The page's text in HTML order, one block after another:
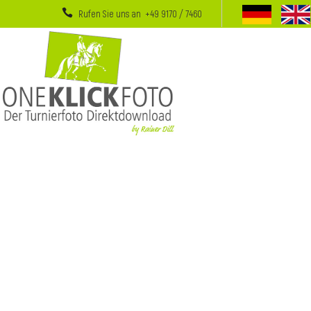
Rufen Sie uns an +49 9170 / 7460